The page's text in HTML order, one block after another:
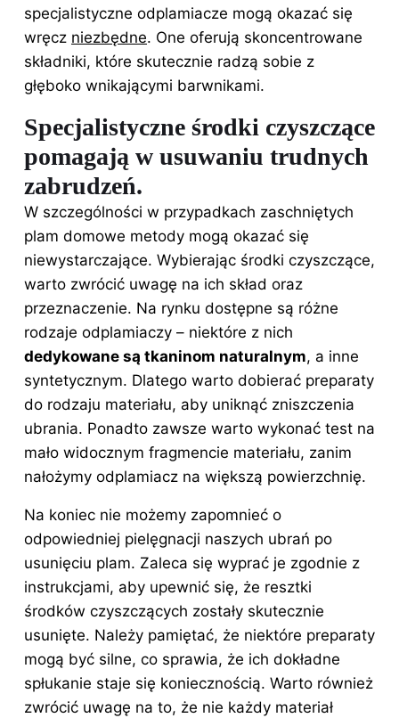
specjalistyczne odplamiacze mogą okazać się
wręcz niezbędne. One oferują skoncentrowane
składniki, które skutecznie radzą sobie z
głęboko wnikającymi barwnikami.
Specjalistyczne środki czyszczące
pomagają w usuwaniu trudnych
zabrudzeń.
W szczególności w przypadkach zaschniętych
plam domowe metody mogą okazać się
niewystarczające. Wybierając środki czyszczące,
warto zwrócić uwagę na ich skład oraz
przeznaczenie. Na rynku dostępne są różne
rodzaje odplamiaczy – niektóre z nich
dedykowane są tkaninom naturalnym, a inne
syntetycznym. Dlatego warto dobierać preparaty
do rodzaju materiału, aby uniknąć zniszczenia
ubrania. Ponadto zawsze warto wykonać test na
mało widocznym fragmencie materiału, zanim
nałożymy odplamiacz na większą powierzchnię.
Na koniec nie możemy zapomnieć o
odpowiedniej pielęgnacji naszych ubrań po
usunięciu plam. Zaleca się wyprać je zgodnie z
instrukcjami, aby upewnić się, że resztki
środków czyszczących zostały skutecznie
usunięte. Należy pamiętać, że niektóre preparaty
mogą być silne, co sprawia, że ich dokładne
spłukanie staje się koniecznością. Warto również
zwrócić uwagę na to, że nie każdy materiał